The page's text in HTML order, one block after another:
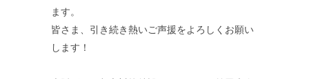
ます。
皆さま、引き続き熱いご声援をよろしくお願い
します！